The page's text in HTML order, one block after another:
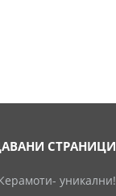
СТРАНИЦИ
уникални!